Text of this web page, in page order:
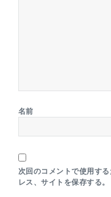
名前
次回のコメントで使用す
レス、サイトを保存する。